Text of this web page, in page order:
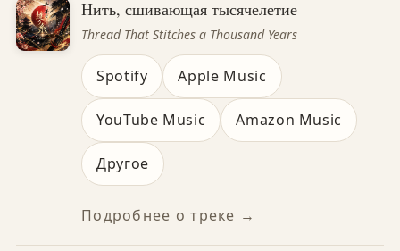
Нить, сшивающая тысячелетие
Thread That Stitches a Thousand Years
Spotify Apple Music
YouTube Music Amazon Music
Другое
Подробнее о треке →